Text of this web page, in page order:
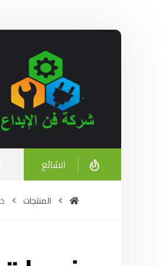
الشائعديسمبر 23, 2024
المنتجات